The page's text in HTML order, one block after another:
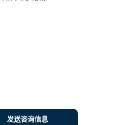
发送咨询信息